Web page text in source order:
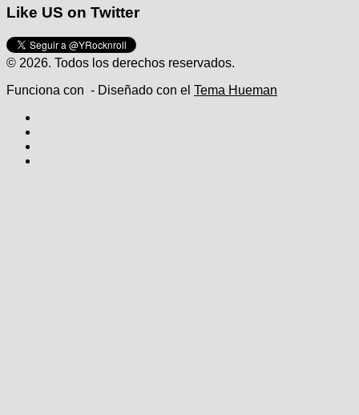
Like US on Twitter
© 2026. Todos los derechos reservados.
Funciona con - Diseñado con el Tema Hueman